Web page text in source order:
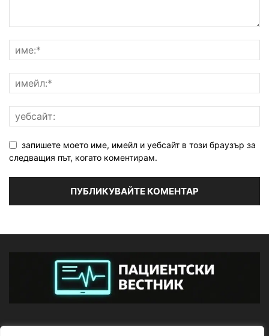
запишете моето име, имейл и уебсайт в този браузър за
следващия път, когато коментирам.